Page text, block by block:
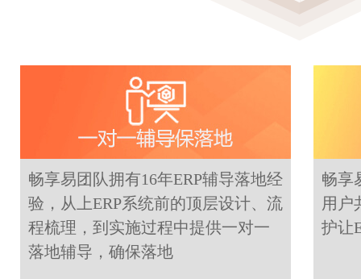
畅享易团队拥有16年ERP辅导落地经
验，从上ERP系统前的顶层设计、流
程梳理，到实施过程中提供一对一
落地辅导，确保落地
畅享
用户
护让